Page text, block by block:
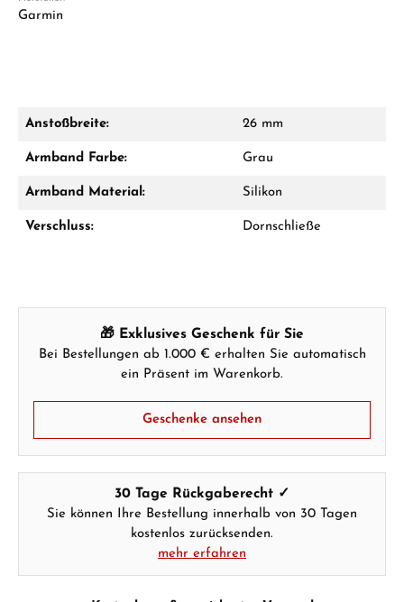
Ab 1.000 € Bestellwert erhalten Sie ein
Garmin
Anstoßbreite: 26 mm
Armband Farbe: Grau
Armband Material: Silikon
Verschluss: Dornschließe
🎁 Exklusives Geschenk für Sie
Bei Bestellungen ab 1.000 € erhalten Sie automatisch
ein Präsent im Warenkorb.
Geschenke ansehen
30 Tage Rückgaberecht ✓
Sie können Ihre Bestellung innerhalb von 30 Tagen
kostenlos zurücksenden.
mehr erfahren